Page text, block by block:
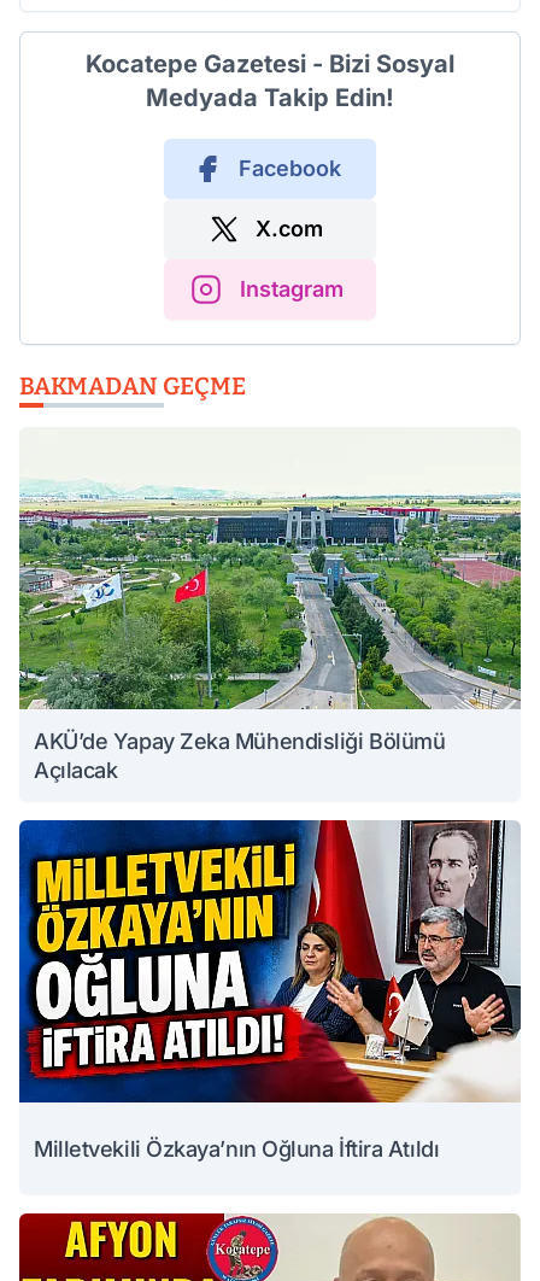
Kocatepe Gazetesi - Bizi Sosyal
Medyada Takip Edin!
Facebook
X.com
Instagram
BAKMADAN GEÇME
AKÜ’de Yapay Zeka Mühendisliği Bölümü
Açılacak
Milletvekili Özkaya’nın Oğluna İftira Atıldı